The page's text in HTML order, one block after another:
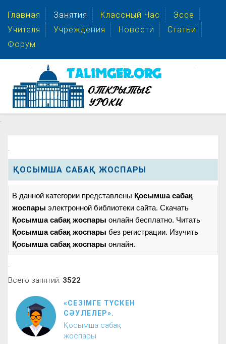
Главная Занятия Классный Час
Эссе
Учителя
Учреждения Новости
Статьи
Форум
.
.
ҚОСЫМША САБАҚ ЖОСПАРЫ
В данной категории представлены Қосымша сабақ
жоспары электронной библиотеки сайта. Скачать
Қосымша сабақ жоспары онлайн бесплатно. Читать
Қосымша сабақ жоспары без регистрации. Изучить
Қосымша сабақ жоспары онлайн.
.
Всего занятий: 3522
«СЕЗІМГЕ ТҮСКЕН
СӘУЛЕЛЕР».
Қосымша сабақ
жоспары
. .